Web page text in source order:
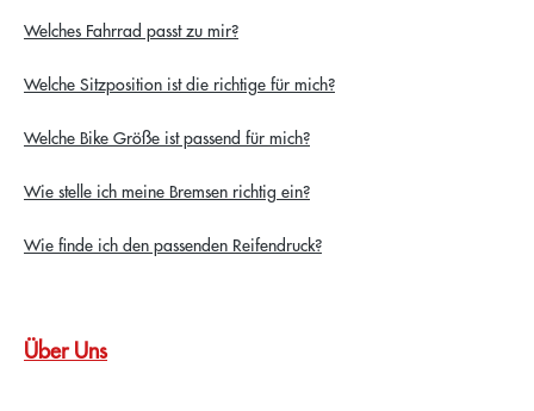
Welches Fahrrad passt zu mir?
Welche Sitzposition ist die richtige für mich?
Welche Bike Größe ist passend für mich?
Wie stelle ich meine Bremsen richtig ein?
Wie finde ich den passenden Reifendruck?
Über Uns